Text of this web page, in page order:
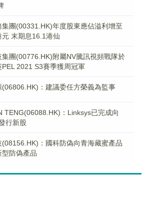
集團(00331.HK)年度股東應佔溢利增至
末期息16.1港仙
集團(00776.HK)附屬NV騰訊視頻戰隊於
PEL 2021 S3賽季獲周冠軍
(06806.HK)：建議委任方榮義為監事
TENG(06088.HK)：Linksys已完成向
行新股
(08156.HK)：國科防偽向青海藏蜜產品
型防偽產品